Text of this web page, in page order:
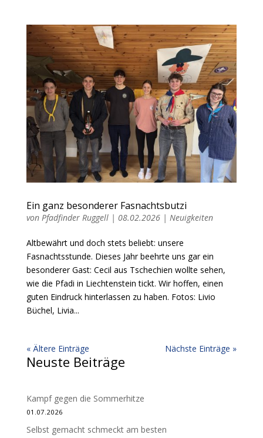
Ein ganz besonderer Fasnachtsbutzi
von Pfadfinder Ruggell| 08.02.2026| Neuigkeiten
Altbewährt und doch stets beliebt: unsere
Fasnachtsstunde. Dieses Jahr beehrte uns gar ein
besonderer Gast: Cecil aus Tschechien wollte sehen,
wie die Pfadi in Liechtenstein tickt. Wir hoffen, einen
guten Eindruck hinterlassen zu haben. Fotos: Livio
Büchel, Livia...
« Ältere Einträge Nächste Einträge »
Neuste Beiträge
Kampf gegen die Sommerhitze
01.07.2026
Selbst gemacht schmeckt am besten